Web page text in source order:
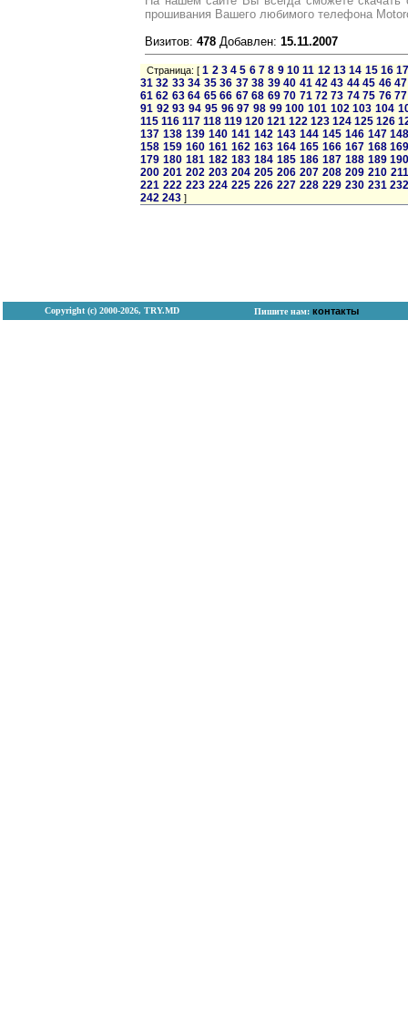
прошивания Вашего любимого телефона
Визитов: 478 Добавлен: 15.11.2007
Страница: [1 2 3 4 5 6 7 8 9 10 11 12 13 14 15 16
31 32 33 34 35 36 37 38 39 40 41 42 43 44 45 46 47
61 62 63 64 65 66 67 68 69 70 71 72 73 74 75 76 77
91 92 93 94 95 96 97 98 99 100 101 102 103 104
115 116 117 118 119 120 121 122 123 124 125 126
137 138 139 140 141 142 143 144 145 146 147
158 159 160 161 162 163 164 165 166 167 168
179 180 181 182 183 184 185 186 187 188 189
200 201 202 203 204 205 206 207 208 209 210 211
221 222 223 224 225 226 227 228 229 230 231
242 243 ]
Copyright (с) 2000-2026, TRY.MD Пишите нам: контакты